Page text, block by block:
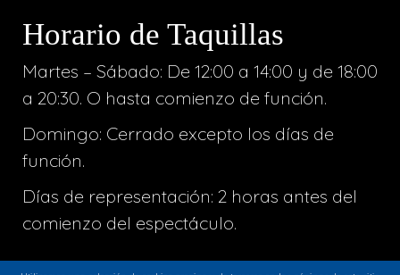
Horario de Taquillas
Martes – Sábado: De 12:00 a 14:00 y de 18:00
a 20:30. O hasta comienzo de función.
Domingo: Cerrado excepto los días de
función.
Días de representación: 2 horas antes del
comienzo del espectáculo.